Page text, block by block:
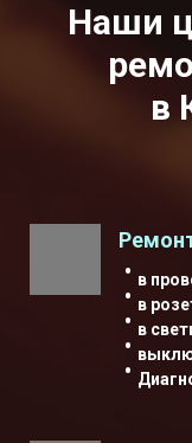
Наши
в
в
в
в